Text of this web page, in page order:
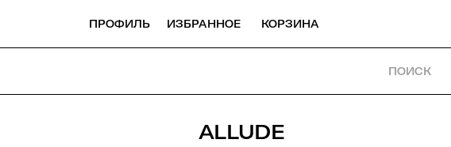
ПРОФИЛЬ ИЗБРАННОЕ КОРЗИНА
ПОИСК
ALLUDE